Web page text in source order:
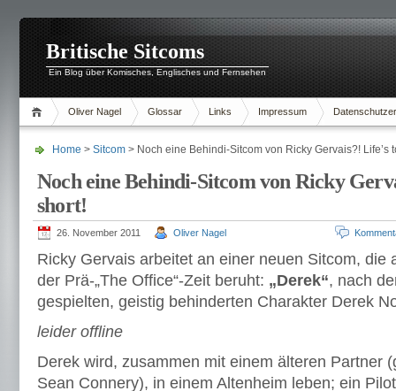
Britische Sitcoms
Ein Blog über Komisches, Englisches und Fernsehen
Oliver Nagel Glossar Links Impressum
Home > Sitcom > Noch eine Behindi-Sitcom von Ricky Gervais?! Life’s
Noch eine Behindi-Sitcom von Ricky
short!
26. November 2011 Oliver Nagel
Ricky Gervais arbeitet an einer neuen Sitcom, die
der Prä-„The Office“-Zeit beruht: „Derek“, nach
gespielten, geistig behinderten Charakter Derek
leider offline
Derek wird, zusammen mit einem älteren Partner
Sean Connery), in einem Altenheim leben; ein